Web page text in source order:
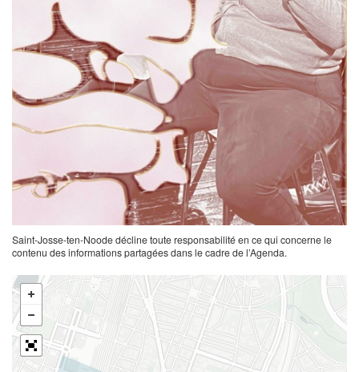
Saint-Josse-ten-Noode décline toute responsabilité en ce qui concerne le
contenu des informations partagées dans le cadre de l’Agenda.